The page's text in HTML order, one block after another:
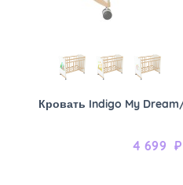
Кровать Indigo My
4 699 ₽